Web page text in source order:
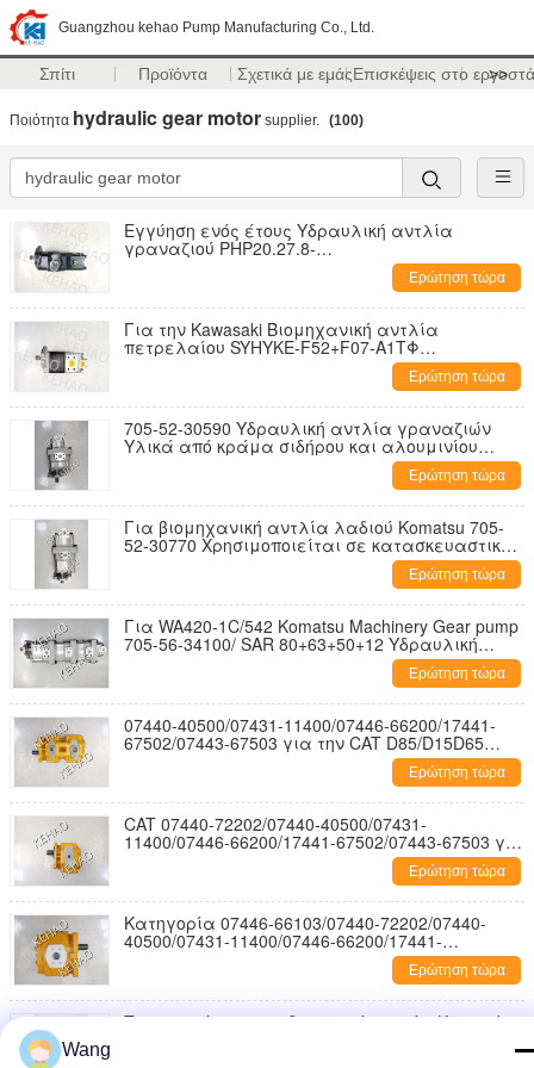
Guangzhou kehao Pump Manufacturing Co., Ltd.
Σπίτι Προϊόντα Σχετικά με εμάςΕπισκέψεις στο >>
Ποιότητα hydraulic gear motor supplier. (100)
Εγγύηση ενός έτους Υδραυλική αντλία
γραναζιού PHP20.27.8-
04S5+0C+PLP20.16660002R（398-7459） Υψηλής
ποιότητας διπλή αντλία που χρησιμοποιείται
σε κατασκευαστικό εξοπλισμό
Ερώτηση τώρα
Για την Kawasaki Βιομηχανική αντλία
πετρελαίου SYHYKE-F52+F07-A1TΦ
Χρησιμοποιείται σε κατασκευαστικά
μηχανήματα Φαρμακευτική προμήθεια
Υδραυλική αντλία τροχιάς
Ερώτηση τώρα
705-52-30590 Υδραυλική αντλία γραναζιών
Υλικά από κράμα σιδήρου και αλουμινίου
Εύρος για Μηχανήματα κατασκευών
Εργοστασιακή προμήθεια Αντλία γραναζιών
Προσαρμογή
Ερώτηση τώρα
Για βιομηχανική αντλία λαδιού Komatsu 705-
52-30770 Χρησιμοποιείται σε κατασκευαστικά
μηχανήματα Εργοστασιακή προμήθειαΕρώτηση τώρα
Για WA420-1C/542 Komatsu Machinery Gear pump
705-56-34100/ SAR 80+63+50+12 Υδραυλική
αντλία γραναζιών 3 σταδίων Εργοστασιακή
Ερώτηση τώρα
07440-40500/07431-11400/07446-66200/17441-
67502/07443-67503 για την CAT D85/D15D65
Βουλντόζες αντλίες χυτοσίδηρο υδραυλικές
Ερώτηση τώρα
CAT 07440-72202/07440-40500/07431-
11400/07446-66200/17441-67502/07443-67503 για
CAT D85/D15D65 Μπουλντόζα Αντλίες
Υδραυλικών Γρανάζων από Χυτοσίδηρο Υψηλός
Ρυθμός Ροής
Ερώτηση τώρα
Κατηγορία 07446-66103/07440-72202/07440-
40500/07431-11400/07446-66200/17441-
67502/07443-67503 για την κατηγορία CAT
D85/D15D65 Βουλντόζες αντλίες χυτοσίδηρο
υδραυλικές μηχανές αντλίες υψηλής ροής
Ερώτηση τώρα
Προσαρμόστε την υδραυλική αντλία Kawasaki
κράματος αντλία πετρελαίου μεταφοράς για
Wang